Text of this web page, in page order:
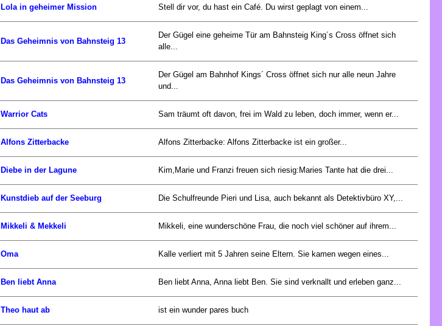
Lola in geheimer Mission Stell dir vor, du hast ein Café. Du wirst geplagt von einem...
Das Geheimnis von Bahnsteig 13
Der Gügel eine geheime Tür am Bahnsteig King´s Cross öffnet sich
alle...
Das Geheimnis von Bahnsteig 13
Der Gügel am Bahnhof Kings´ Cross öffnet sich nur alle neun Jahre
und...
Warrior Cats Sam träumt oft davon, frei im Wald zu leben, doch immer, wenn er...
Alfons Zitterbacke Alfons Zitterbacke: Alfons Zitterbacke ist ein großer...
Diebe in der Lagune Kim,Marie und Franzi freuen sich riesig:Maries Tante hat die drei...
Kunstdieb auf der Seeburg Die Schulfreunde Pieri und Lisa, auch bekannt als Detektivbüro XY,...
Mikkeli & Mekkeli Mikkeli, eine wunderschöne Frau, die noch viel schöner auf ihrem...
Oma Kalle verliert mit 5 Jahren seine Eltern. Sie kamen wegen eines...
Ben liebt Anna Ben liebt Anna, Anna liebt Ben. Sie sind verknallt und erleben ganz...
Theo haut ab ist ein wunder pares buch